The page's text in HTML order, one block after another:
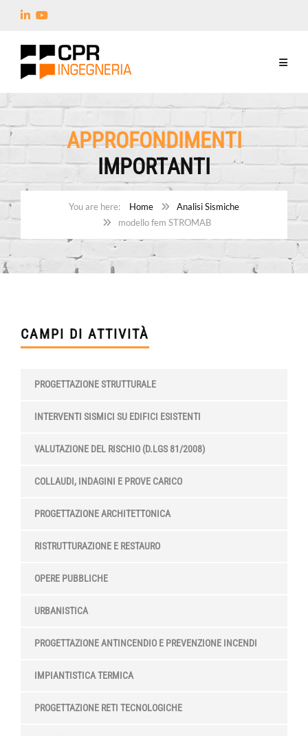
APPROFONDIMENTI
IMPORTANTI
Home
Analisi Sismiche
modello fem STROMAB
CAMPI DI ATTIVITÀ
PROGETTAZIONE STRUTTURALE
INTERVENTI SISMICI SU EDIFICI ESISTENTI
VALUTAZIONE DEL RISCHIO (D.LGS 81/2008)
COLLAUDI, INDAGINI E PROVE CARICO
PROGETTAZIONE ARCHITETTONICA
RISTRUTTURAZIONE E RESTAURO
OPERE PUBBLICHE
URBANISTICA
PROGETTAZIONE ANTINCENDIO E PREVENZIONE INCENDI
IMPIANTISTICA TERMICA
PROGETTAZIONE RETI TECNOLOGICHE